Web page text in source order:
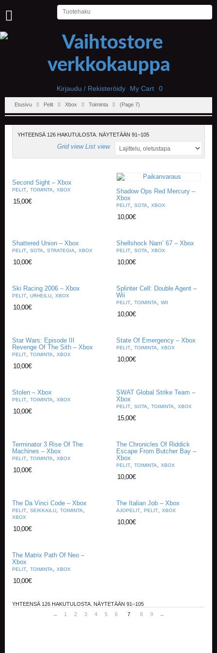
U
U
T
U
Kirjaudu / Rekisteröidy My Cart 0
Etusivu Pelit Xbox Toiminta (Page 7)
YHTEENSÄ 126 HAKUTULOSTA. NÄYTETÄÄN 91–105
Grid view List view
Second Sight – Xbox
PELIT, TOIMINTA, XBOX
15,00€
Shadow Ops Red Mercury –
Xbox
PELIT, SOTA, XBOX
10,00€
Shattered Union – Xbox
PELIT, SOTA, STRATEGIA, XBOX
10,00€
Shellshock Nam’ 67 – Xbox
PELIT, SOTA, XBOX
10,00€
Ski Racing 2006 – Xbox
PELIT, URHEILU, XBOX
10,00€
Splinter Cell: Double Agent –
Wii
PELIT, TOIMINTA, WII
10,00€
Star Wars: Episode III
Revenge Of The Sith – Xbox
PELIT, TOIMINTA, XBOX
10,00€
State Of Emergency – Xbox
PELIT, TOIMINTA, XBOX
10,00€
Stolen – Xbox
PELIT, TOIMINTA, XBOX
10,00€
SWAT Global Strike Team –
Xbox
PELIT, SOTA, TOIMINTA, XBOX
15,00€
Terminator 3 Rise Of The
Machines – Xbox
PELIT, TOIMINTA, XBOX
10,00€
The Chronicles Of Riddick
Escape From Butcher Bay –
Xbox
PELIT, TOIMINTA, XBOX
10,00€
The Da Vinci Code – Xbox
PELIT, SEIKKAILU, TOIMINTA,
XBOX
10,00€
The Italian Job – Xbox
AJOPELIT, PELIT, XBOX
10,00€
The Matrix Path Of Neo –
Xbox
PELIT, TOIMINTA, XBOX
10,00€
YHTEENSÄ 126 HAKUTULOSTA. NÄYTETÄÄN 91–105
←
1 2 3 4 5 6 7 8 9 →